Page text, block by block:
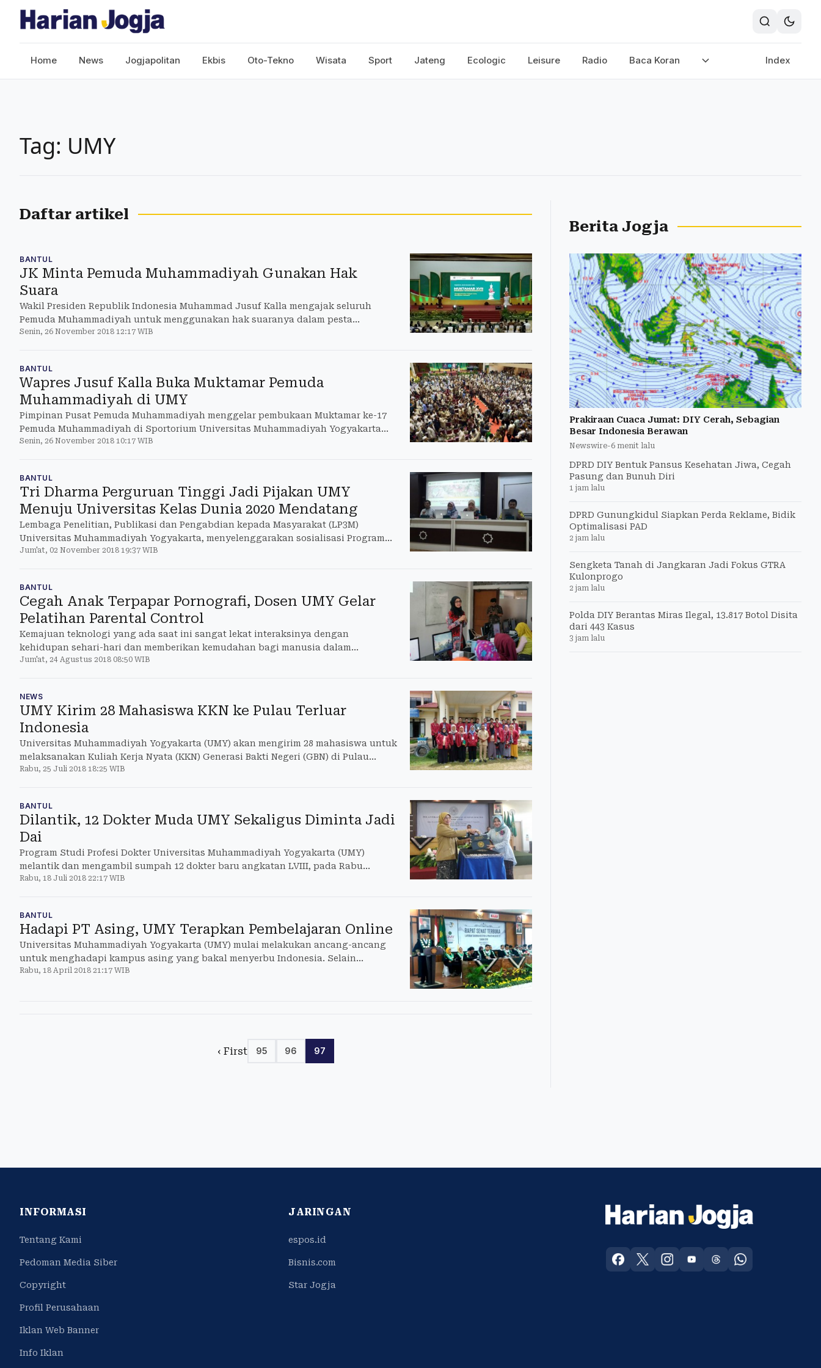
Home News Jogjapolitan Ekbis Oto-Tekno Wisata Sport Jateng Ecologic Leisure Radio Baca Koran Index
Tag: UMY
Daftar artikel
BANTUL
JK Minta Pemuda Muhammadiyah Gunakan Hak
Suara
Wakil Presiden Republik Indonesia Muhammad Jusuf Kalla mengajak seluruh
Pemuda Muhammadiyah untuk menggunakan hak suaranya dalam pesta
demokrasi tahun depan.
Senin, 26 November 2018 12:17 WIB
BANTUL
Wapres Jusuf Kalla Buka Muktamar Pemuda
Muhammadiyah di UMY
Pimpinan Pusat Pemuda Muhammadiyah menggelar pembukaan Muktamar ke-17
Pemuda Muhammadiyah di Sportorium Universitas Muhammadiyah Yogyakarta
(UMY), Senin (26/11/2018). Muktamar kali ini mengambil tema "Menggembirakan
Senin, 26 November 2018 10:17 WIB
BANTUL
Tri Dharma Perguruan Tinggi Jadi Pijakan UMY
Menuju Universitas Kelas Dunia 2020 Mendatang
Lembaga Penelitian, Publikasi dan Pengabdian kepada Masyarakat (LP3M)
Universitas Muhammadiyah Yogyakarta, menyelenggarakan sosialisasi Program
Tri Dharma kepada seluruh dosen-dosen UMY yang dimulai pada 30 Oktober-4
Jum'at, 02 November 2018 19:37 WIB
BANTUL
Cegah Anak Terpapar Pornografi, Dosen UMY Gelar
Pelatihan Parental Control
Kemajuan teknologi yang ada saat ini sangat lekat interaksinya dengan
kehidupan sehari-hari dan memberikan kemudahan bagi manusia dalam
menjalankan rutinitasnya.
Jum'at, 24 Agustus 2018 08:50 WIB
NEWS
UMY Kirim 28 Mahasiswa KKN ke Pulau Terluar
Indonesia
Universitas Muhammadiyah Yogyakarta (UMY) akan mengirim 28 mahasiswa untuk
melaksanakan Kuliah Kerja Nyata (KKN) Generasi Bakti Negeri (GBN) di Pulau
Sebatik, Kabupaten Nunukan, Kalimantan Utara.
Rabu, 25 Juli 2018 18:25 WIB
BANTUL
Dilantik, 12 Dokter Muda UMY Sekaligus Diminta Jadi
Dai
Program Studi Profesi Dokter Universitas Muhammadiyah Yogyakarta (UMY)
melantik dan mengambil sumpah 12 dokter baru angkatan LVIII, pada Rabu
(18/7/2018) di Convention Hall RS PKU Muhammadiyah Gamping. Hingga saat ini
Rabu, 18 Juli 2018 22:17 WIB
BANTUL
Hadapi PT Asing, UMY Terapkan Pembelajaran Online
Universitas Muhammadiyah Yogyakarta (UMY) mulai melakukan ancang-ancang
untuk menghadapi kampus asing yang bakal menyerbu Indonesia. Selain
menerapkan pembelajaran dengan sistem online, percepatan karir dan jenjang
Rabu, 18 April 2018 21:17 WIB
‹ First 95 96 97
Berita Jogja
Prakiraan Cuaca Jumat: DIY Cerah, Sebagian
Besar Indonesia Berawan
Newswire-6 menit lalu
DPRD DIY Bentuk Pansus Kesehatan Jiwa, Cegah
Pasung dan Bunuh Diri
1 jam lalu
DPRD Gunungkidul Siapkan Perda Reklame, Bidik
Optimalisasi PAD
2 jam lalu
Sengketa Tanah di Jangkaran Jadi Fokus GTRA
Kulonprogo
2 jam lalu
Polda DIY Berantas Miras Ilegal, 13.817 Botol Disita
dari 443 Kasus
3 jam lalu
INFORMASI
Tentang Kami
Pedoman Media Siber
Copyright
Profil Perusahaan
Iklan Web Banner
Info Iklan
JARINGAN
espos.id
Bisnis.com
Star Jogja